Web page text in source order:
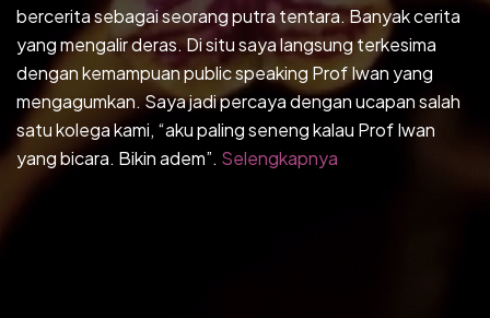
bercerita sebagai seorang putra tentara. Banyak cerita
yang mengalir deras. Di situ saya langsung terkesima
dengan kemampuan public speaking Prof Iwan yang
mengagumkan. Saya jadi percaya dengan ucapan salah
satu kolega kami, “aku paling seneng kalau Prof Iwan
yang bicara. Bikin adem”. Selengkapnya